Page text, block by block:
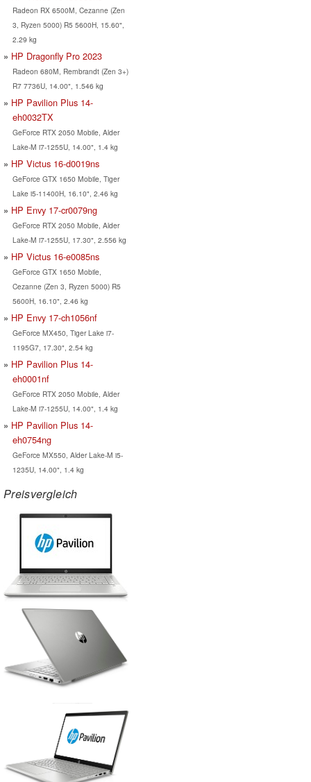
Radeon RX 6500M, Cezanne (Zen
3, Ryzen 5000) R5 5600H, 15.60",
2.29 kg
HP Dragonfly Pro 2023
Radeon 680M, Rembrandt (Zen 3+)
R7 7736U, 14.00", 1.546 kg
HP Pavilion Plus 14-
eh0032TX
GeForce RTX 2050 Mobile, Alder
Lake-M i7-1255U, 14.00", 1.4 kg
HP Victus 16-d0019ns
GeForce GTX 1650 Mobile, Tiger
Lake i5-11400H, 16.10", 2.46 kg
HP Envy 17-cr0079ng
GeForce RTX 2050 Mobile, Alder
Lake-M i7-1255U, 17.30", 2.556 kg
HP Victus 16-e0085ns
GeForce GTX 1650 Mobile,
Cezanne (Zen 3, Ryzen 5000) R5
5600H, 16.10", 2.46 kg
HP Envy 17-ch1056nf
GeForce MX450, Tiger Lake i7-
1195G7, 17.30", 2.54 kg
HP Pavilion Plus 14-
eh0001nf
GeForce RTX 2050 Mobile, Alder
Lake-M i7-1255U, 14.00", 1.4 kg
HP Pavilion Plus 14-
eh0754ng
GeForce MX550, Alder Lake-M i5-
1235U, 14.00", 1.4 kg
Preisvergleich